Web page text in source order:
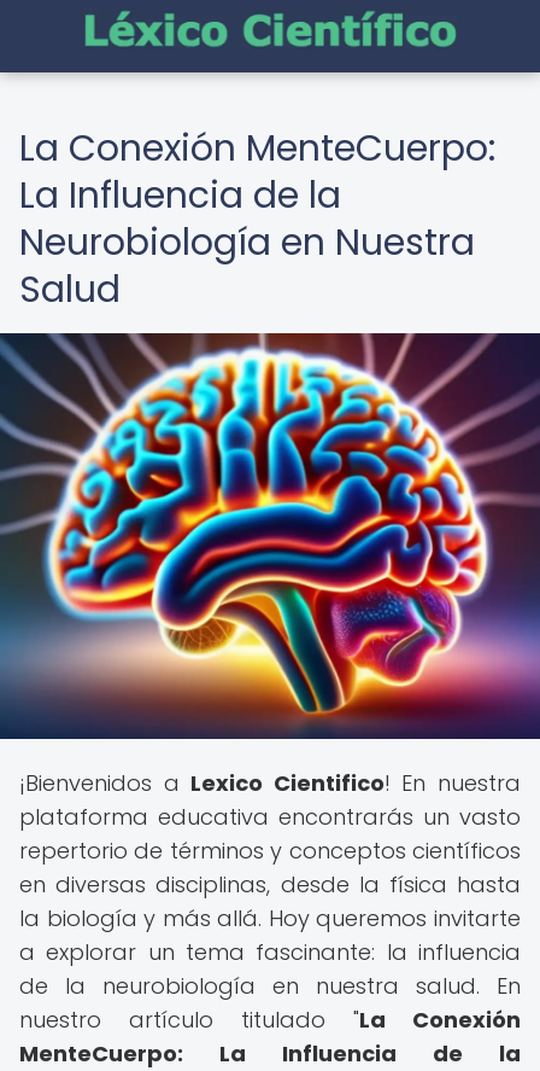
La Conexión MenteCuerpo:
La Influencia de la
Neurobiología en Nuestra
Salud
¡Bienvenidos a Lexico Cientifico! En nuestra
plataforma educativa encontrarás un vasto
repertorio de términos y conceptos científicos
en diversas disciplinas, desde la física hasta
la biología y más allá. Hoy queremos invitarte
a explorar un tema fascinante: la influencia
de la neurobiología en nuestra salud. En
nuestro artículo titulado "La Conexión
MenteCuerpo: La Influencia de la